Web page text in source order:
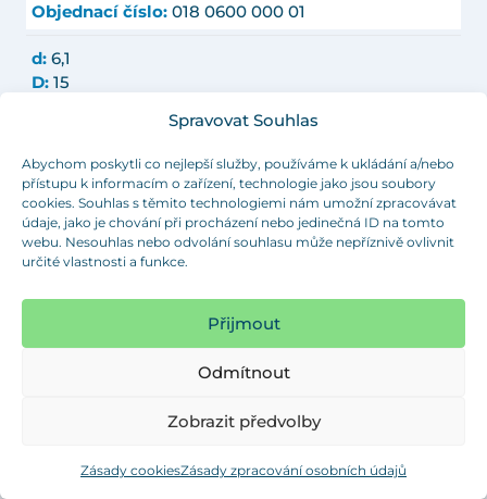
Spravovat Souhlas
Abychom poskytli co nejlepší služby, používáme k ukládání a/nebo
přístupu k informacím o zařízení, technologie jako jsou soubory
cookies. Souhlas s těmito technologiemi nám umožní zpracovávat
údaje, jako je chování při procházení nebo jedinečná ID na tomto
webu. Nesouhlas nebo odvolání souhlasu může nepříznivě ovlivnit
určité vlastnosti a funkce.
Přijmout
Odmítnout
Zobrazit předvolby
Zásady cookiesZásady zpracování osobních údajů
Objednací číslo: 018 0600 000 01
d: 6,1
D: 15
L:
3,5
M: -
Objednací číslo: 018 0601 000 01
d: 6,1
D: 15
D1: 8,9
L: 3,5